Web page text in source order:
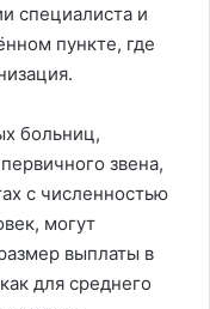
специалиста и
пункте, где
больниц,
звена,
с численностью
могут
выплаты в
для среднего